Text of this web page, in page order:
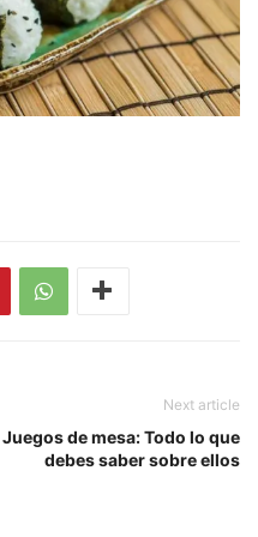
Next article
Juegos de mesa: Todo lo que
debes saber sobre ellos